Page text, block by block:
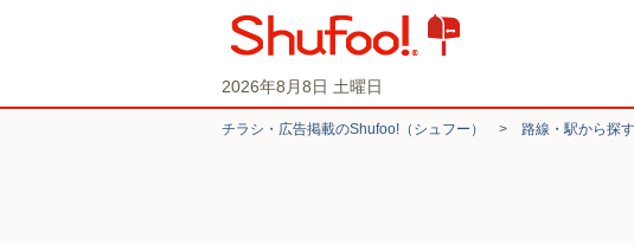
2026年8月8日 土曜日
チラシ・​広告掲載の​Shufoo!​（シュフー） > 路線・駅から探す